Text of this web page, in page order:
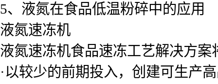
5、液氮在食品低温粉碎中的应用
液氮速冻机
液氮速冻机食品速冻工艺解决方案
·以较少的前期投入，创建可生产